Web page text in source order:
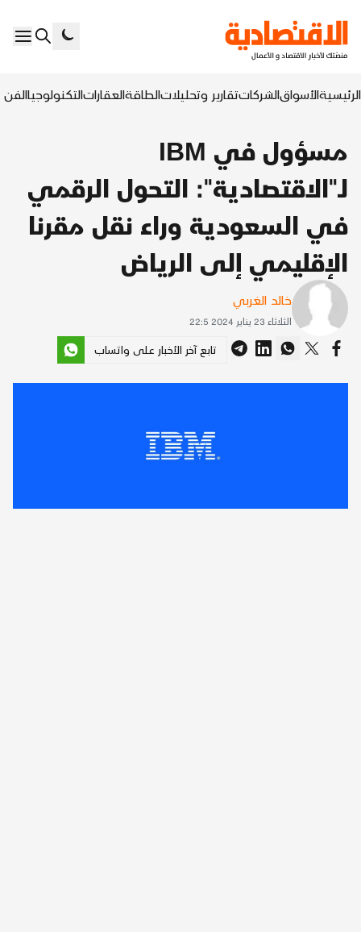
الرئيسيةالأسواقالشركاتتقارير وتحليلاتالطاقةالعقاراتالتكنولوجياالفن
مسؤول في IBM
لـ"الاقتصادية": التحول الرقمي
في السعودية وراء نقل مقرنا
الإقليمي إلى الرياض
خالد الغربي
الثلاثاء 23 يناير 2024 22:5
تابع آخر الأخبار على واتساب